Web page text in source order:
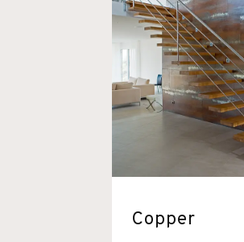
Copper